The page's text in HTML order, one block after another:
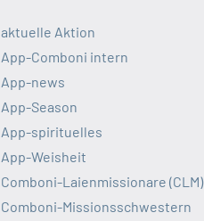
aktuelle Aktion
App-Comboni intern
App-news
App-Season
App-spirituelles
App-Weisheit
Comboni-Laienmissionare (CLM)
Comboni-Missionsschwestern